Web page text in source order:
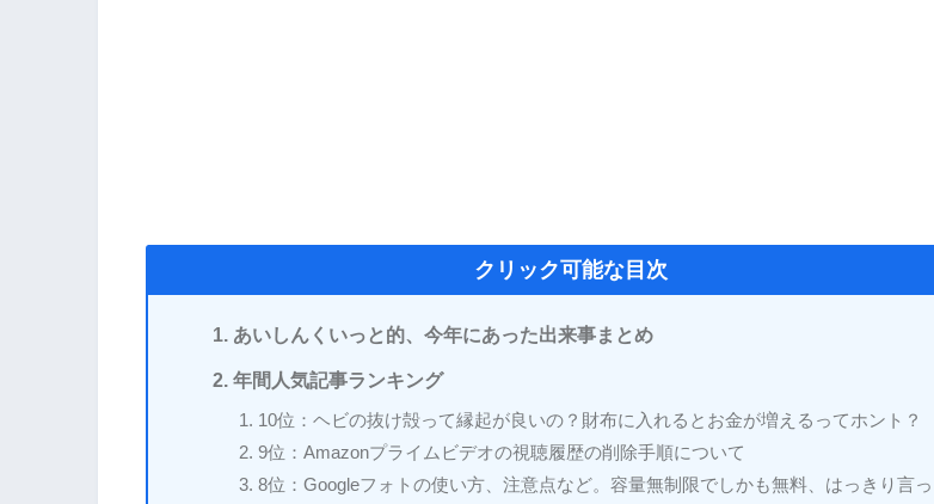
クリック可能な目次
あいしんくいっと的、今年にあった出来事まとめ
年間人気記事ランキング
10位：ヘビの抜け殻って縁起が良いの？財布に入れるとお金が増えるってホント？
9位：Amazonプライムビデオの視聴履歴の削除手順について
8位：Googleフォトの使い方、注意点など。容量無制限でしかも無料、はっきり言っ